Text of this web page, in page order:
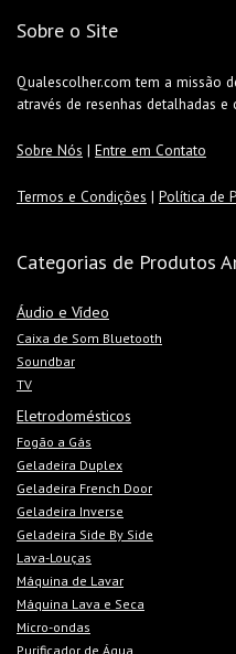
Sobre o Site
Qualescolher.com tem a missão
através de resenhas detalhadas
Sobre Nós | Entre em Contato
Termos e Condições | Política de
Categorias de Produtos
Áudio e Vídeo
Caixa de Som Bluetooth
Soundbar
TV
Eletrodomésticos
Fogão a Gás
Geladeira Duplex
Geladeira French Door
Geladeira Inverse
Geladeira Side By Side
Lava-Louças
Máquina de Lavar
Máquina Lava e Seca
Micro-ondas
Purificador de Água